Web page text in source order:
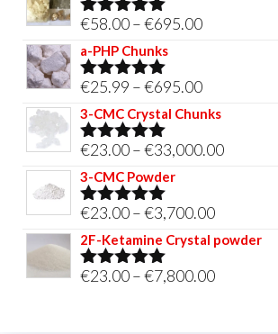
Rated5.00
out of 5
€58.00–€695.00Price
through
€695.00
a-PHP Chunks
Rated5.00
out of 5
€25.99 –€695.00Price
range:
through
3-CMC Crystal Chunks
Rated5.00
out of 5
€23.00–€33,000.00Price
3-CMC Powder
Rated5.00
out of 5
€23.00–€3,700.00Price
range:
through
2F-Ketamine Crystal powder
Rated4.95
€23.00–€7,800.00Price